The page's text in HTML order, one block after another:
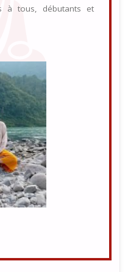
à tous, débutants et